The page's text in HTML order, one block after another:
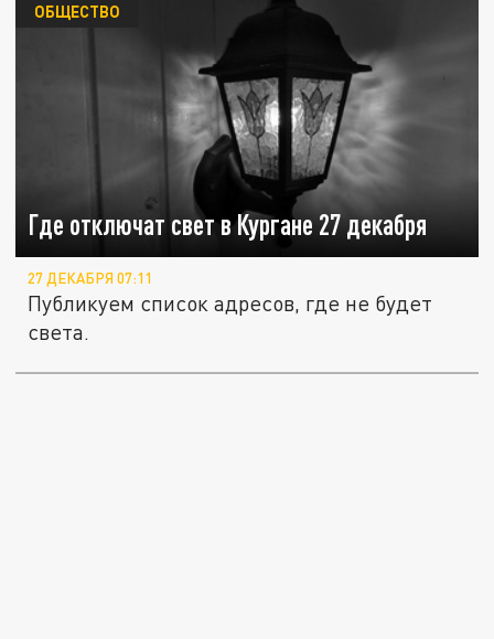
Где отключат свет в Кургане 27 декабря
ОБЩЕСТВО
27 ДЕКАБРЯ 07:11
Публикуем список адресов, где не будет
света.